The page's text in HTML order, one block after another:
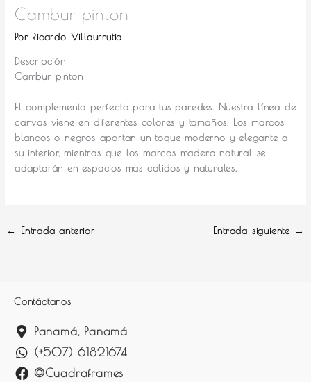
Cambur pinton
Por Ricardo Villaurrutia
Descripción
Cambur pinton
El complemento perfecto para tus paredes. Nuestra línea de
canvas viene en diferentes colores y tamaños. Los marcos
blancos o negros aportan un toque moderno y elegante a
su interior, mientras que los marcos madera natural se
adaptarán en espacios mas calidos y naturales.
← Entrada anterior Entrada siguiente →
Contáctanos
Panamá, Panamá
(+507) 61821674
@Cuadraframes